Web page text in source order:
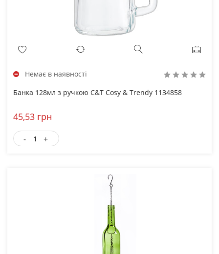
Немає в наявності
Банка 128мл з ручкою C&T Cosy & Trendy 1134858
45,53 грн
- +